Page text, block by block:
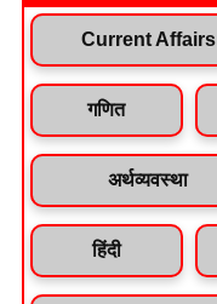
Current Affairs
गणित
अर्थव्यवस्था
हिंदी